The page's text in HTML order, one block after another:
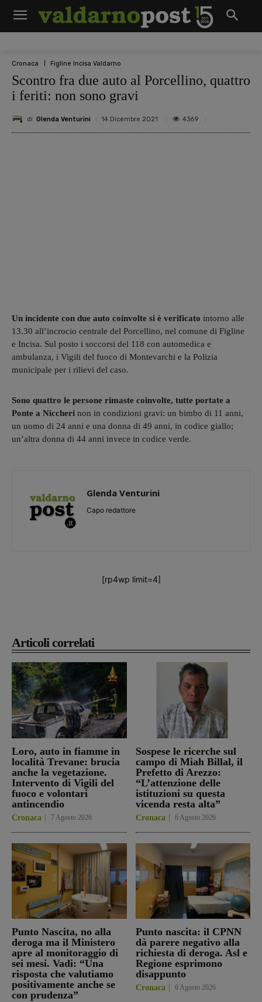
Cronaca Figline Incisa Valdarno
Scontro fra due auto al Porcellino, quattro
i feriti: non sono gravi
di Glenda Venturini 14 Dicembre 2021 4369
Articoli correlati
Loro, auto in fiamme in
località Trevane: brucia
anche la vegetazione.
Intervento di Vigili del
fuoco e volontari
antincendio
Cronaca 7 Agosto 2026
Sospese le ricerche sul
campo di Miah Billal, il
Prefetto di Arezzo:
“L’attenzione delle
istituzioni su questa
vicenda resta alta”
Cronaca 6 Agosto 2026
Punto Nascita, no alla
deroga ma il Ministero
apre al monitoraggio di
sei mesi. Vadi: “Una
risposta che valutiamo
positivamente anche se
con prudenza”
Punto nascita: il CPNN
dà parere negativo alla
richiesta di deroga. Asl e
Regione esprimono
disappunto
Cronaca 6 Agosto 2026
Un incidente con due auto coinvolte si è verificato intorno alle
13.30 all’incrocio centrale del Porcellino, nel comune di Figline
e Incisa. Sul posto i soccorsi del 118 con automedica e
ambulanza, i Vigili del fuoco di Montevarchi e la Polizia
municipale per i rilievi del caso.
Sono quattro le persone rimaste coinvolte, tutte portate a
Ponte a Niccheri non in condizioni gravi: un bimbo di 11 anni,
un uomo di 24 anni e una donna di 49 anni, in codice giallo;
un’altra donna di 44 anni invece in codice verde.
Glenda Venturini
Capo redattore
[rp4wp limit=4]